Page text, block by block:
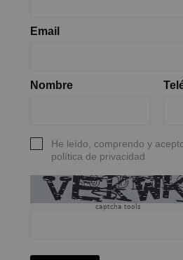
Email
Nombre
He leído, comprendo y
política de privacidad
captcha tools